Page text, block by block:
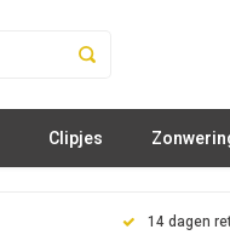
Clipjes
14 dagen